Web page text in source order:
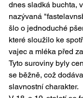
dnes sladká buchta,
nazývaná
šlo o jednoduché
které sloužilo ke
vajec a mléka před
Tyto suroviny byly
se běžně, což
slavnostní charakter.